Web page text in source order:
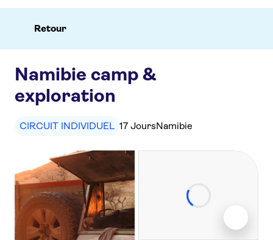
Retour
Namibie camp &
exploration
CIRCUIT INDIVIDUEL 17 JoursNamibie